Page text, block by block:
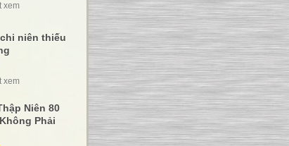
xem
niên thiếu
xem
Niên 80
Phải